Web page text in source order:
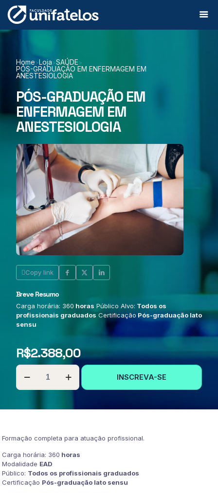
Home>Loja>SAÚDE>
PÓS-GRADUAÇÃO EM ENFERMAGEM EM
ANESTESIOLOGIA
PÓS-GRADUAÇÃO EM
ENFERMAGEM EM
ANESTESIOLOGIA
Copy link
Breve Resumo
Carga horária: 360 horas Público Alvo: Todos os
profissionais graduados Certificação Pós-graduação lato
sensu
R$2.388,00
PÓS-
GRADUAÇÃO
EM
INSCREVA-SE
Formação completa para atuação profissional.
Carga horária: 360 horas
Modalidade EAD
Público: Todos os profissionais graduados
Certificação Pós-graduação lato sensu